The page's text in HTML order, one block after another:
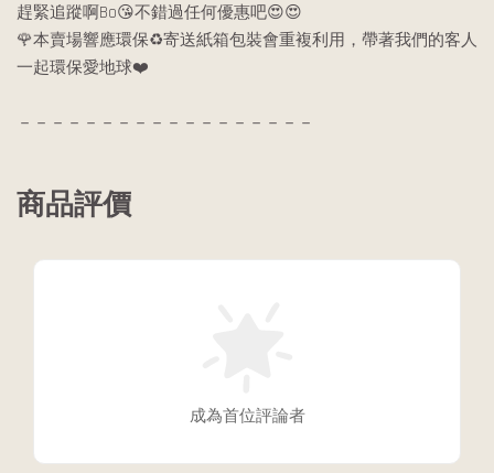
趕緊追蹤啊Bo😘不錯過任何優惠吧😍😍
🌹本賣場響應環保♻️寄送紙箱包裝會重複利用，帶著我們的客人
一起環保愛地球❤️
－－－－－－－－－－－－－－－－－－
商品評價
成為首位評論者